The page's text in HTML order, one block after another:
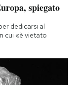
spiegato
dedicarsi al
cui «è vietato